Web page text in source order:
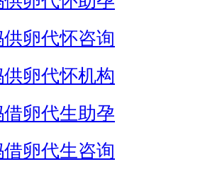
卵代怀咨询
卵代怀机构
卵代生助孕
卵代生咨询